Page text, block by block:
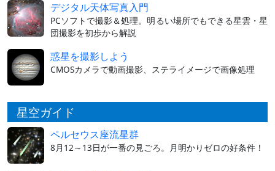
デジタル天体写真入門
PCソフトで撮影＆処理。明るい場所でもできる星雲・星
団撮影を初歩から解説
惑星を撮影しよう
CMOSカメラで動画撮影、ステライメージで画像処理
星空ガイド
ペルセウス座流星群
8月12～13日が一番の見ごろ。月明かりゼロの好条件！